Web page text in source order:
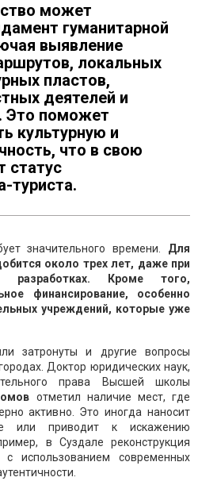
может
гуманитарной
выявление
локальных
пластов,
деятелей и
Это поможет
культурную и
что в свою
статус
туриста.
значительного времени. Для
около трех лет, даже при
разработках. Кроме того,
финансирование, особенно
учреждений, которые уже
затронуты и другие вопросы
Доктор юридических наук,
права Высшей школы
отметил наличие мест, где
активно. Это иногда наносит
или приводит к искажению
в Суздале реконструкция
использованием современных